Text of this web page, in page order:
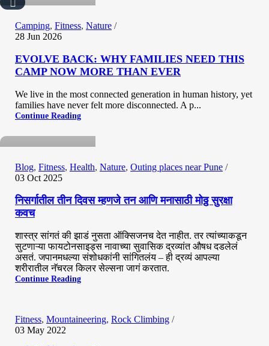
Camping, Fitness, Nature
28 Jun 2026
EVOLVE BACK: WHY FAMILIES NEED THIS
CAMP NOW MORE THAN EVER
We live in the most connected generation in human history, yet
families have never felt more disconnected. A p...
Continue Reading
Hemant Vavale
Blog, Fitness, Health, Nature, Outing places near Pune
03 Oct 2025
निसर्गातील तीन दिवस म्हणजे तन आणि मनासाठी मोठ्ठ सुरक्षा
कवच
शास्त्र सांगतं की झाडं नुसता ऑक्सिजनच देत नाहीत. तर त्यांच्याकडून
सुटणाऱ्या फायटोनसाइड्स नावाच्या सुवासिक द्रव्यांत औषध दडलेलं
असतं. जपानमधल्या संशोधकांनी सांगितलंय – ही द्रव्यं आपल्या
शरीरातील नॅचरल किलर सेल्सना जागं करतात.
Continue Reading
Hemant Vavale
0
Fitness, Mountaineering, Rock Climbing
03 May 2022